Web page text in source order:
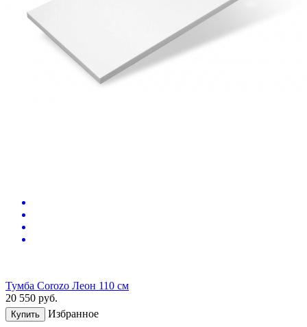
Тумба Corozo Леон 110 см
20 550 руб.
Купить Избранное